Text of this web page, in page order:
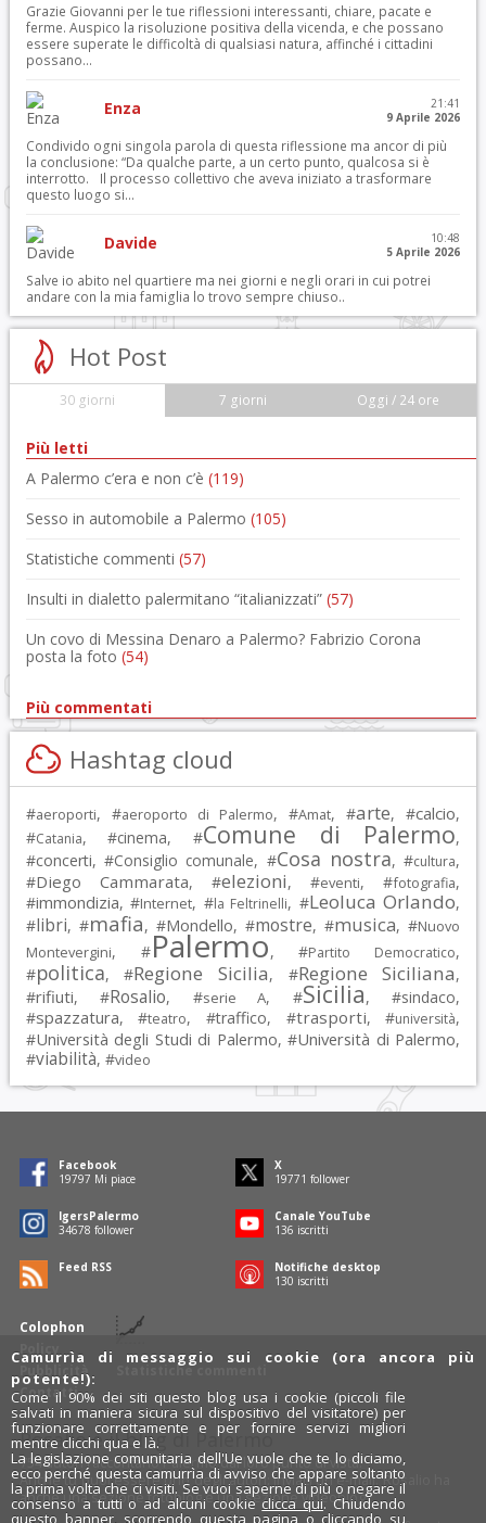
Grazie Giovanni per le tue riflessioni interessanti, chiare, pacate e
ferme. Auspico la risoluzione positiva della vicenda, e che possano
essere superate le difficoltà di qualsiasi natura, affinché i cittadini
possano...
Enza
21:41
9 Aprile 2026
Condivido ogni singola parola di questa riflessione ma ancor di più
la conclusione: “Da qualche parte, a un certo punto, qualcosa si è
interrotto. Il processo collettivo che aveva iniziato a trasformare
questo luogo si...
Davide
10:48
5 Aprile 2026
Salve io abito nel quartiere ma nei giorni e negli orari in cui potrei
andare con la mia famiglia lo trovo sempre chiuso..
Hot Post
30 giorni 7 giorni Oggi / 24 ore
Più letti
A Palermo c’era e non c’è (119)
Sesso in automobile a Palermo (105)
Statistiche commenti (57)
Insulti in dialetto palermitano “italianizzati” (57)
Un covo di Messina Denaro a Palermo? Fabrizio Corona
posta la foto (54)
Più commentati
Hashtag cloud
#aeroporti, #aeroporto di Palermo, #Amat, #arte, #calcio,
#Catania, #cinema, #Comune di Palermo,
#concerti, #Consiglio comunale, #Cosa nostra, #cultura,
#Diego Cammarata, #elezioni, #eventi, #fotografia,
#immondizia, #Internet, #la Feltrinelli, #Leoluca Orlando,
#libri, #mafia, #Mondello, #mostre, #musica, #Nuovo
Montevergini, #Palermo, #Partito Democratico,
#politica, #Regione Sicilia, #Regione Siciliana,
#rifiuti, #Rosalio, #serie A, #Sicilia, #sindaco,
#spazzatura, #teatro, #traffico, #trasporti, #università,
#Università degli Studi di Palermo, #Università di Palermo,
#viabilità, #video
Colophon
Policy
Pubblicità
Contatti
Statistiche commenti
Facebook
19797 Mi piace
X
19771 follower
IgersPalermo
34678 follower
Canale YouTube
136 iscritti
Feed RSS
Notifiche desktop
130 iscritti
Rosalio è il blog di Palermo
754 autoriraccontano Palermo dal loro punto di vista.
Anche tu puoi essere uno degli autori: inviaci un' e-mail. Rosalio ha
anche una sezionefotobloge una sezionevideoblog.
Camurrìa di messaggio sui cookie (ora ancora più
potente!):
Come il 90% dei siti questo blog usa i cookie (piccoli file
salvati in maniera sicura sul dispositivo del visitatore) per
funzionare correttamente e per fornire servizi migliori
mentre clicchi qua e là.
La legislazione comunitaria dell'Ue vuole che te lo diciamo,
ecco perché questa camurrìa di avviso che appare soltanto
la prima volta che ci visiti. Se vuoi saperne di più o negare il
consenso a tutti o ad alcuni cookie clicca qui. Chiudendo
questo banner, scorrendo questa pagina o cliccando su